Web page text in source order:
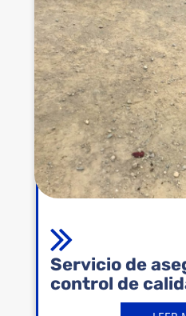
Servicio de
control de